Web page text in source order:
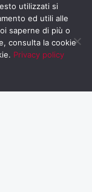
utilizzati si
ed utili alle
saperne di più o
consulta la cookie
Privacy policy